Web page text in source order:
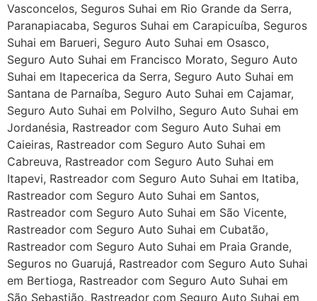
Vasconcelos, Seguros Suhai em Rio Grande da Serra,
Paranapiacaba, Seguros Suhai em Carapicuíba, Seguros
Suhai em Barueri, Seguro Auto Suhai em Osasco,
Seguro Auto Suhai em Francisco Morato, Seguro Auto
Suhai em Itapecerica da Serra, Seguro Auto Suhai em
Santana de Parnaíba, Seguro Auto Suhai em Cajamar,
Seguro Auto Suhai em Polvilho, Seguro Auto Suhai em
Jordanésia, Rastreador com Seguro Auto Suhai em
Caieiras, Rastreador com Seguro Auto Suhai em
Cabreuva, Rastreador com Seguro Auto Suhai em
Itapevi, Rastreador com Seguro Auto Suhai em Itatiba,
Rastreador com Seguro Auto Suhai em Santos,
Rastreador com Seguro Auto Suhai em São Vicente,
Rastreador com Seguro Auto Suhai em Cubatão,
Rastreador com Seguro Auto Suhai em Praia Grande,
Seguros no Guarujá, Rastreador com Seguro Auto Suhai
em Bertioga, Rastreador com Seguro Auto Suhai em
São Sebastião, Rastreador com Seguro Auto Suhai em